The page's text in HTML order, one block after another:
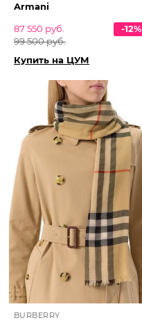
Armani
87 550 руб.
99 500 руб.
-12%
Купить на ЦУМ
BURBERRY